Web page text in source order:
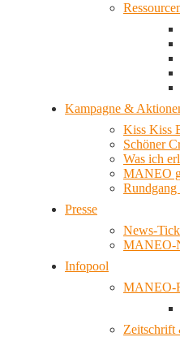
Kampagne &
Kiss Kiss
Schöner
Was ich
MANEO
Presse
News-
MANEO-
Infopool
MANEO-
Zeitschrift